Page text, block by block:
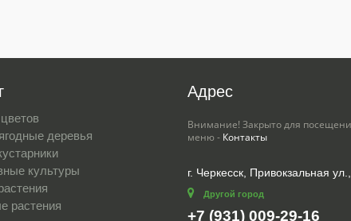
деревья
культуры
растения
Адрес
Внимание! Закрыто для
меню - Контакты
г. Черкесск, Привокзальная
Другой город
+7 (931) 009-29-16